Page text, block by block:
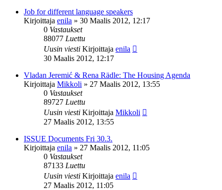
Job for different language speakers
Kirjoittaja enila » 30 Maalis 2012, 12:17
0 Vastaukset
88077 Luettu
Uusin viesti Kirjoittaja enila
30 Maalis 2012, 12:17
Vladan Jeremić & Rena Rädle: The Housing Agenda
Kirjoittaja Mikkoli » 27 Maalis 2012, 13:55
0 Vastaukset
89727 Luettu
Uusin viesti Kirjoittaja Mikkoli
27 Maalis 2012, 13:55
ISSUE Documents Fri 30.3.
Kirjoittaja enila » 27 Maalis 2012, 11:05
0 Vastaukset
87133 Luettu
Uusin viesti Kirjoittaja enila
27 Maalis 2012, 11:05